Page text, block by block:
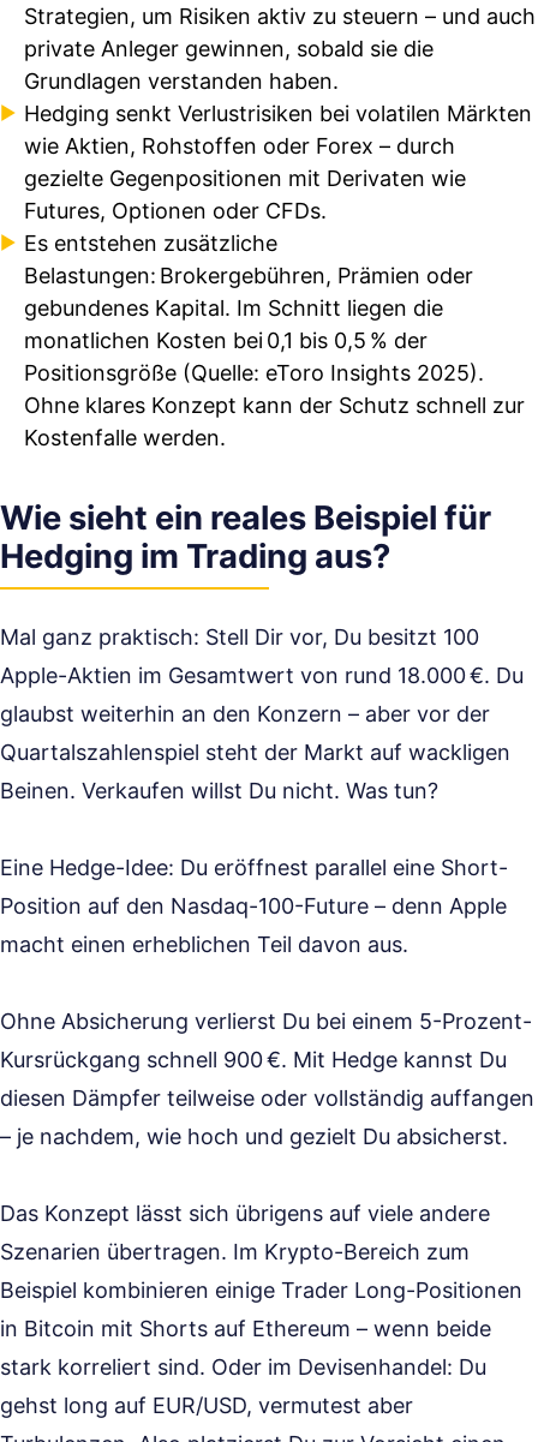
Strategien, um Risiken aktiv zu steuern – und auch
private Anleger gewinnen, sobald sie die
Grundlagen verstanden haben.
Hedging senkt Verlustrisiken bei volatilen Märkten
wie Aktien, Rohstoffen oder Forex – durch
gezielte Gegenpositionen mit Derivaten wie
Futures, Optionen oder CFDs.
Es entstehen zusätzliche
Belastungen: Brokergebühren, Prämien oder
gebundenes Kapital. Im Schnitt liegen die
monatlichen Kosten bei 0,1 bis 0,5 % der
Positionsgröße (Quelle: eToro Insights 2025).
Ohne klares Konzept kann der Schutz schnell zur
Kostenfalle werden.
Wie sieht ein reales Beispiel für
Hedging im Trading aus?
Mal ganz praktisch: Stell Dir vor, Du besitzt 100
Apple-Aktien im Gesamtwert von rund 18.000 €. Du
glaubst weiterhin an den Konzern – aber vor der
Quartalszahlenspiel steht der Markt auf wackligen
Beinen. Verkaufen willst Du nicht. Was tun?
Eine Hedge-Idee: Du eröffnest parallel eine Short-
Position auf den Nasdaq-100-Future – denn Apple
macht einen erheblichen Teil davon aus.
Ohne Absicherung verlierst Du bei einem 5-Prozent-
Kursrückgang schnell 900 €. Mit Hedge kannst Du
diesen Dämpfer teilweise oder vollständig auffangen
– je nachdem, wie hoch und gezielt Du absicherst.
Das Konzept lässt sich übrigens auf viele andere
Szenarien übertragen. Im Krypto-Bereich zum
Beispiel kombinieren einige Trader Long-Positionen
in Bitcoin mit Shorts auf Ethereum – wenn beide
stark korreliert sind. Oder im Devisenhandel: Du
gehst long auf EUR/USD, vermutest aber